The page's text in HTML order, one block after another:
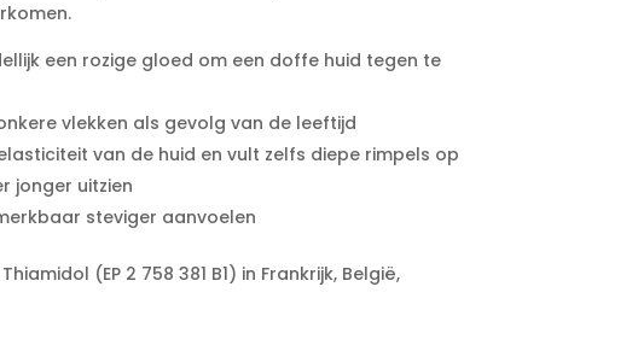
een rozige gloed om een doffe huid tegen te
vlekken als gevolg van de leeftijd
van de huid en vult zelfs diepe rimpels op
jonger uitzien
steviger aanvoelen
(EP 2 758 381 B1) in Frankrijk, België,